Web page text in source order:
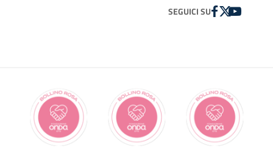
SEGUICI SUFACEBOOK
TWITTER
YOUTUBE